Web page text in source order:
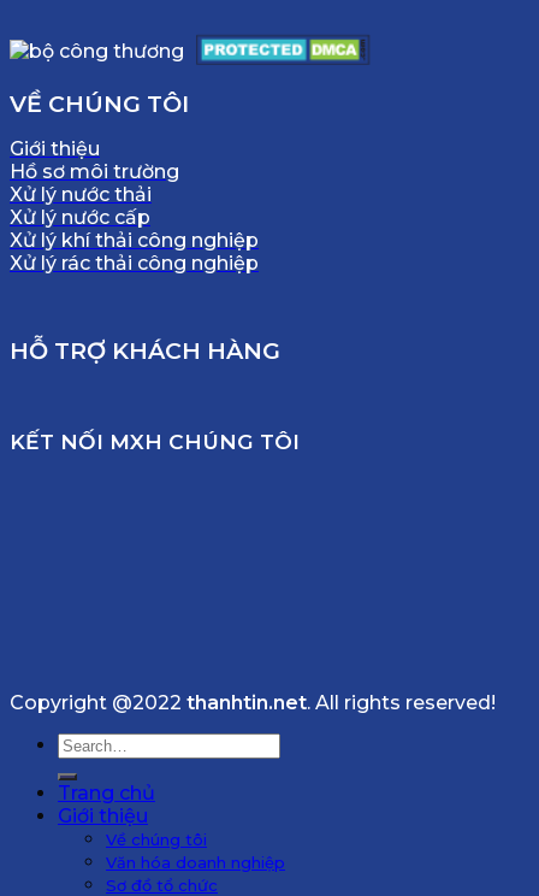
VỀ CHÚNG TÔI
Giới thiệu
Hồ sơ môi trường
Xử lý nước thải
Xử lý nước cấp
Xử lý khí thải công nghiệp
Xử lý rác thải công nghiệp
HỖ TRỢ KHÁCH HÀNG
KẾT NỐI MXH CHÚNG TÔI
Copyright @2022 thanhtin.net. All rights reserved!
Search
for:
Trang chủ
Giới thiệu
Về chúng tôi
Văn hóa doanh nghiệp
Sơ đồ tổ chức